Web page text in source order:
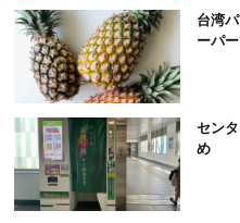
台湾
ーパ
セン
め